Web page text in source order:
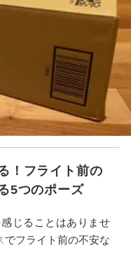
！フライト前の
5つのポーズ
じることはありませ
でフライト前の不安な